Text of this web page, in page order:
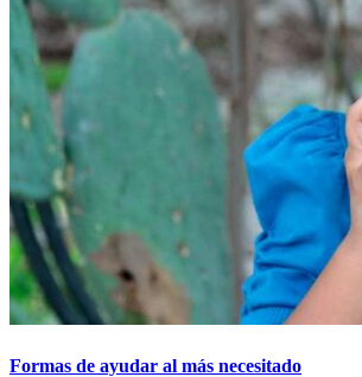
Formas de ayudar al más necesitado